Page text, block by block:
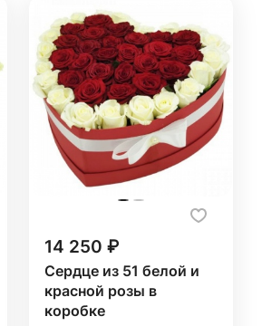
14 250 ₽
Сердце из 51 белой и
красной розы в
коробке